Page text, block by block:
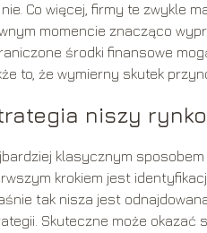
Co więcej, firmy te zwykle
momencie znacząco
środki finansowe
to, że wymierny skutek
niszy
klasycznym
krokiem jest
tak nisza jest
Skuteczne może okazać